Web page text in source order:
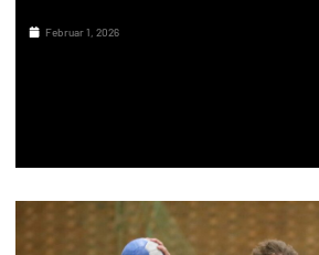
Februar 1, 2026